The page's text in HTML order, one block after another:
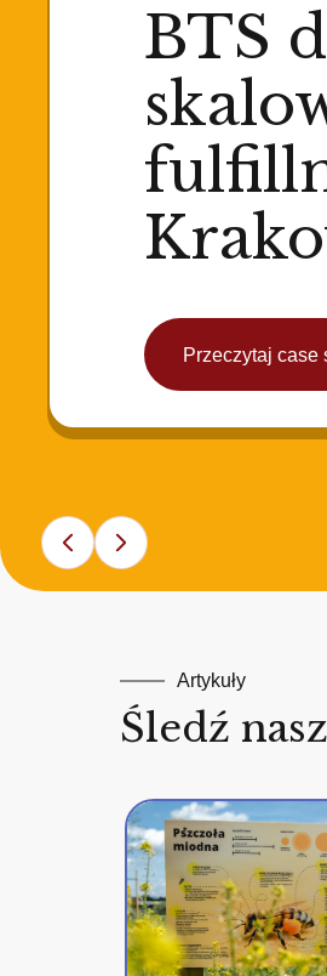
BTS
Przeczytaj case
Artykuły
Śledź